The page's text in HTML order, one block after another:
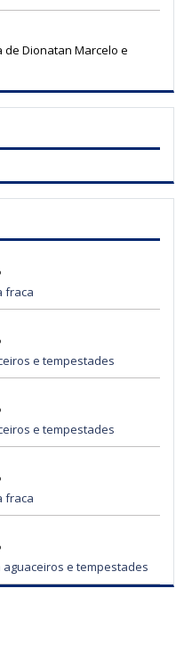
de Dionatan Marcelo e
fraca
e tempestades
e tempestades
fraca
e tempestades